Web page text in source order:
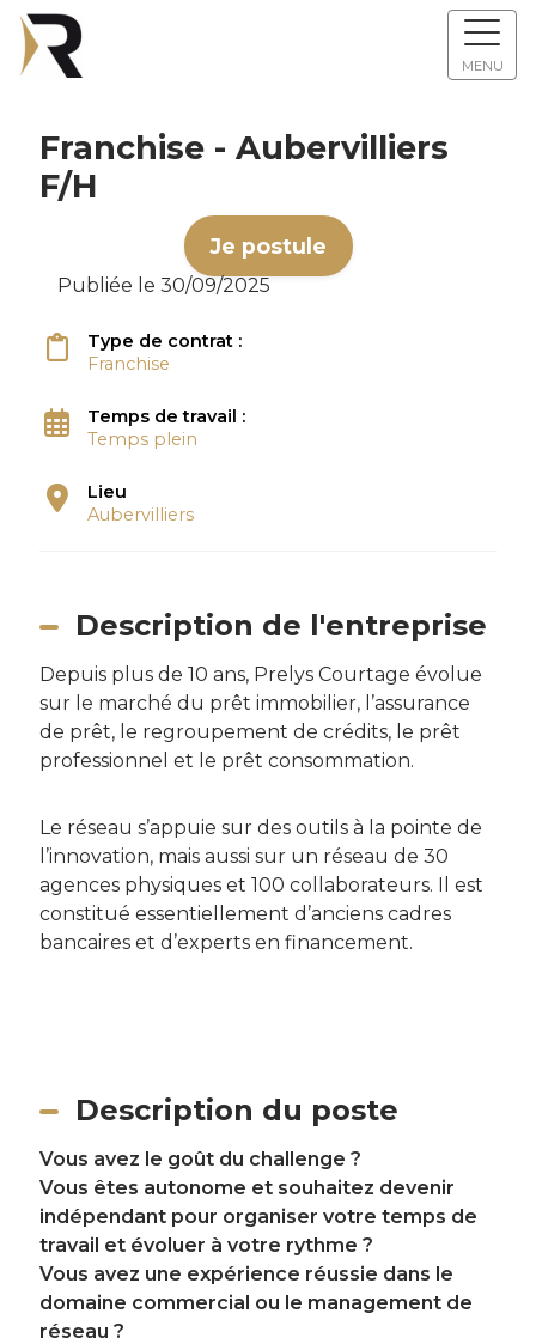
MENU
Franchise - Aubervilliers
F/H
Je postule
Publiée le 30/09/2025
Type de contrat :
Franchise
Temps de travail :
Temps plein
Lieu
Aubervilliers
Description de l'entreprise
Depuis plus de 10 ans, Prelys Courtage évolue
sur le marché du prêt immobilier, l’assurance
de prêt, le regroupement de crédits, le prêt
professionnel et le prêt consommation.
Le réseau s’appuie sur des outils à la pointe de
l’innovation, mais aussi sur un réseau de 30
agences physiques et 100 collaborateurs. Il est
constitué essentiellement d’anciens cadres
bancaires et d’experts en financement.
Description du poste
Vous avez le goût du challenge ?
Vous êtes autonome et souhaitez devenir
indépendant pour organiser votre temps de
travail et évoluer à votre rythme ?
Vous avez une expérience réussie dans le
domaine commercial ou le management de
réseau ?